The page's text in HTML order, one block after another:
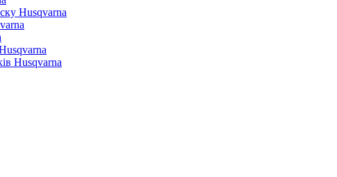
Husqvarna
Husqvarna